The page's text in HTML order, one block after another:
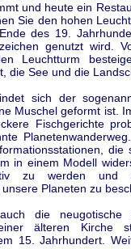
und heute ein
Sie den hohen
des 19.
genutzt wird.
Leuchtturm
die See und die
sich der
Muschel geformt ist.
Fischgerichte
in einem Modell
zu werden und
Planeten zu
die
älteren Kirche
15. Jahrhundert.